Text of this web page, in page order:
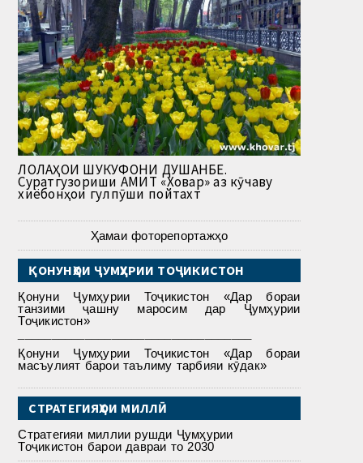
ЛОЛАҲОИ ШУКУФОНИ ДУШАНБЕ.
Суратгузориши АМИТ «Ховар» аз кӯчаву
хиёбонҳои гулпӯши пойтахт
Ҳамаи фоторепортажҳо
ҚОНУНҲОИ ҶУМҲУРИИ ТОҶИКИСТОН
Қонуни Ҷумҳурии Тоҷикистон «Дар бораи
танзими ҷашну маросим дар Ҷумҳурии
Тоҷикистон»
Қонуни Ҷумҳурии Тоҷикистон «Дар бораи
масъулият барои таълиму тарбияи кӯдак»
СТРАТЕГИЯҲОИ МИЛЛӢ
Стратегияи миллии рушди Ҷумҳурии
Тоҷикистон барои давраи то 2030